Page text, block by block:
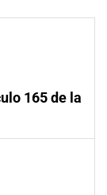
165 de la